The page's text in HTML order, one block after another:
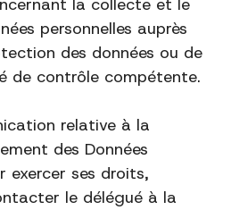
la collecte et le
personnelles auprès
des données ou de
de contrôle compétente.
relative à la
des Données
exercer ses droits,
le délégué à la